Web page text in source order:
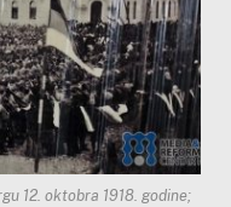
12. oktobra 1918. godine;